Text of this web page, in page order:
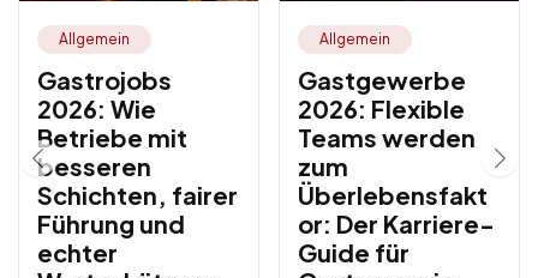
Allgemein
Gastrojobs
2026: Wie
Betriebe mit
besseren
Schichten, fairer
Führung und
echter
Allgemein
Gastgewerbe
2026: Flexible
Teams werden
zum
Überlebensfakt
or: Der Karriere-
Guide für